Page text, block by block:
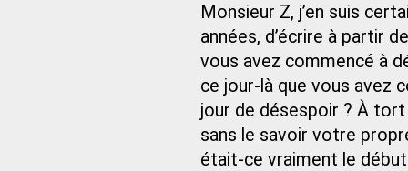
Monsieur Z, j’en suis
années, d’écrire à partir
vous avez commencé à
ce jour-là que vous avez
jour de désespoir ? À
sans le savoir votre
était-ce vraiment le